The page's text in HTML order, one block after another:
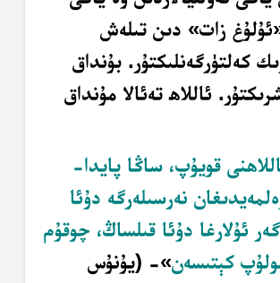
«ئۇلۇغ زات» دىن تىلەش
كەلتۈرگەنلىكتۇر. بۇنداق
ئاللاھ تەئالا مۇنداق
قويۇپ، ساڭا پايدا-
نەرسىلەرگە دۇئا
ئۇلارغا دۇئا قىلساڭ، چوقۇم
كېتىسەن»- (يۇنۇس